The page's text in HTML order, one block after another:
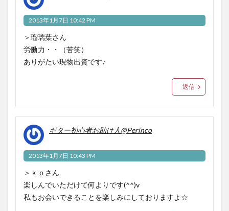
2013年1月7日 10:42 PM
＞瑠璃葉さん
労働力・・（苦笑）
ありがたい現物出資です♪
返信
ギター初心者お助け人@Perinco
2013年1月7日 10:43 PM
＞ｋｏさん
楽しんでいただけて何よりです(^^)v
私もお会いできることを楽しみにしておりますよ☆